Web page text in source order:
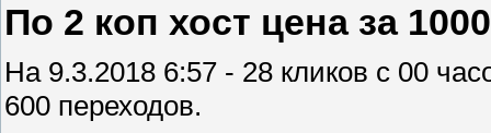
По 2 коп хост цена за
На 9.3.2018 6:57 - 28 кликов с 00
600 переходов.